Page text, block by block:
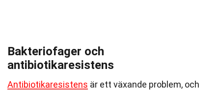
Bakteriofager och
antibiotikaresistens
Antibiotikaresistens är ett växande problem, och